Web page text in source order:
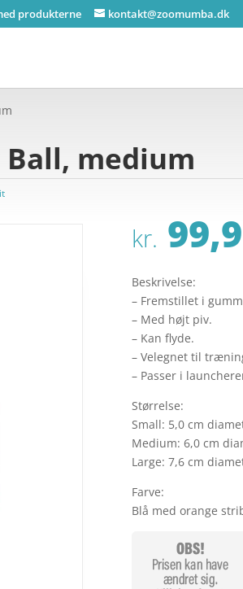
produkterne kontakt@zoomumba.dk
medium
kr.
Beskrivelse:
– Fremstillet i
– Med højt piv.
– Kan flyde.
– Velegnet til
– Passer i
Størrelse:
Small: 5,0 cm
Medium: 6,0 cm
Large: 7,6 cm
Farve:
Blå med orange